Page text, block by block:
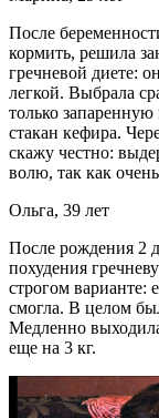
После
кормить, решила
гречневой диете:
легкой. Выбрала
только запаренную
стакан кефира.
скажу честно:
волю, так как
Ольга, 39 лет
После рождения 2
похудения
строгом варианте:
смогла. В целом
Медленно
еще на 3 кг.